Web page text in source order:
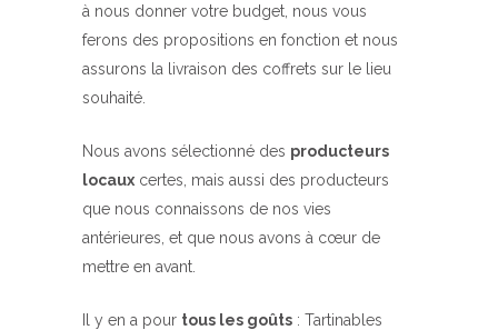
à nous donner votre budget, nous vous
ferons des propositions en fonction et nous
assurons la livraison des coffrets sur le lieu
souhaité.
Nous avons sélectionné des producteurs
locaux certes, mais aussi des producteurs
que nous connaissons de nos vies
antérieures, et que nous avons à cœur de
mettre en avant.
Il y en a pour tous les goûts : Tartinables